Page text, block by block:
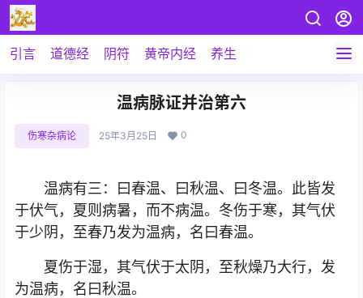
引言 道德经 阴符 黄帝内经 养生
温病脉证并治第六
伤寒杂病论 25年3月25日 0
温病有三：曰春温、曰秋温、曰冬温。此皆发
于伏气，夏则病暑，而不病温。冬伤于寒，其气伏
于少阴，至春乃发为温病，名曰春温。
夏伤于湿，其气伏于太阴，至秋燥乃大行，发
为温病，名曰秋温。